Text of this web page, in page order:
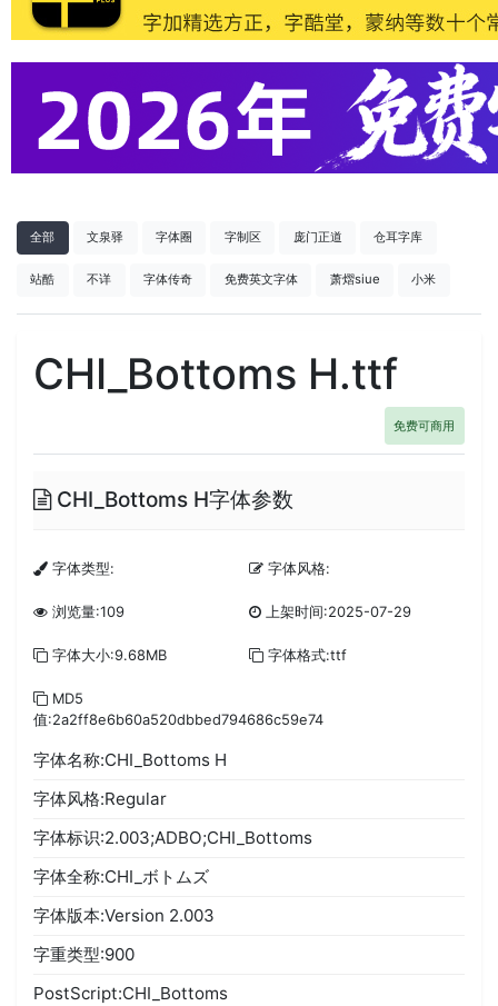
全部 文泉驿 字体圈 字制区 庞门正道 仓耳字库
站酷 不详 字体传奇 免费英文字体 萧熠siue 小米
CHI_Bottoms H.ttf
免费可商用
CHI_Bottoms H字体参数
字体类型: 字体风格:
浏览量:109 上架时间:2025-07-29
字体大小:9.68MB 字体格式:ttf
MD5
值:2a2ff8e6b60a520dbbed794686c59e74
字体名称:CHI_Bottoms H
字体风格:Regular
字体标识:2.003;ADBO;CHI_Bottoms
字体全称:CHI_ボトムズ
字体版本:Version 2.003
字重类型:900
PostScript:CHI_Bottoms